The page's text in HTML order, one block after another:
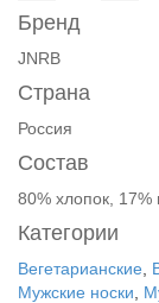
Бренд
JNRB
Страна
Россия
Состав
80% хлопок,
Категории
Вегетарианские
Мужские носки